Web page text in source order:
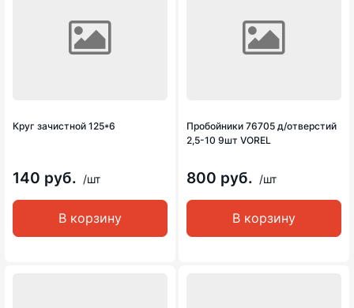
Круг зачистной 125*6
140 руб. /шт
В корзину
Пробойники 76705 д/отверстий
2,5-10 9шт VOREL
800 руб. /шт
В корзину